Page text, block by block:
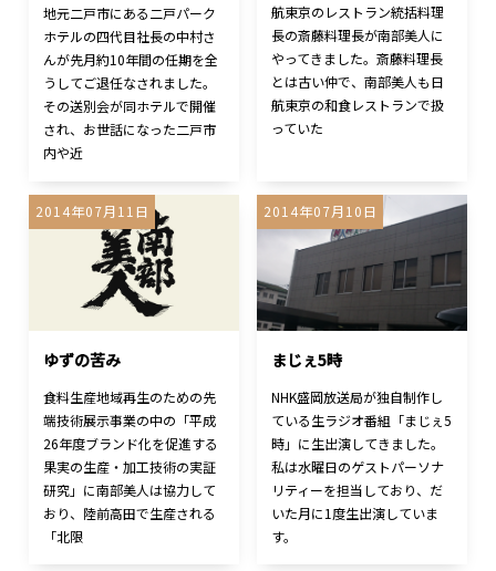
地元二戸市にある二戸パーク
ホテルの四代目社長の中村さ
んが先月約10年間の任期を全
うしてご退任なされました。
その送別会が同ホテルで開催
され、お世話になった二戸市
内や近
航東京のレストラン統括料理
長の斎藤料理長が南部美人に
やってきました。斎藤料理長
とは古い仲で、南部美人も日
航東京の和食レストランで扱
っていた
2014年07月11日
ゆずの苦み
食料生産地域再生のための先
端技術展示事業の中の「平成
26年度ブランド化を促進する
果実の生産・加工技術の実証
研究」に南部美人は協力して
おり、陸前高田で生産される
「北限
2014年07月10日
まじぇ5時
NHK盛岡放送局が独自制作し
ている生ラジオ番組「まじぇ5
時」に生出演してきました。
私は水曜日のゲストパーソナ
リティーを担当しており、だ
いた月に1度生出演していま
す。